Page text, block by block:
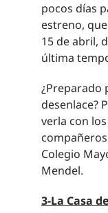
pocos días
estreno,
15 de abril,
última
¿Preparado
desenlace?
verla con los
Colegio
Mendel.
3-La Casa